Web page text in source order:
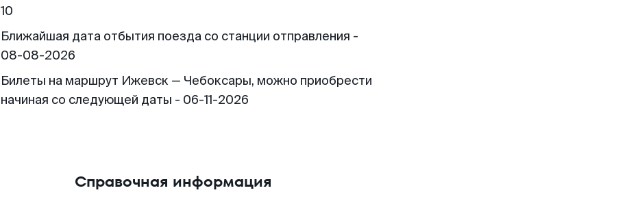
10
Ближайшая дата отбытия поезда со станции отправления -
08-08-2026
Билеты на маршрут Ижевск — Чебоксары, можно приобрести
начиная со следующей даты - 06-11-2026
Справочная информация